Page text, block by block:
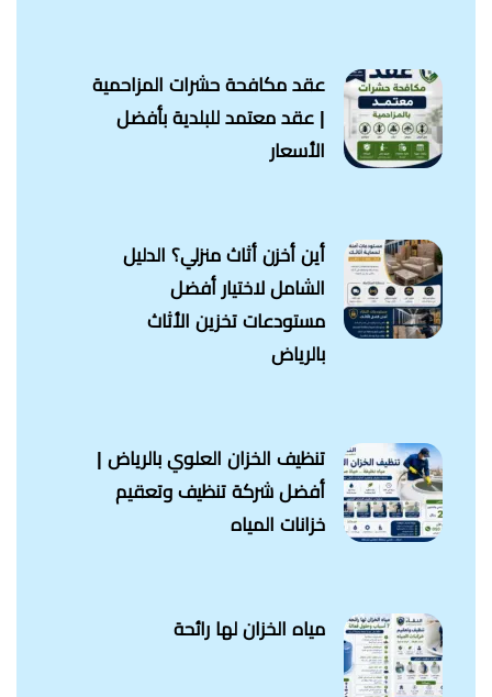
عقد مكافحة حشرات المزاحمية
| عقد معتمد للبلدية بأفضل
الأسعار
أين أخزن أثاث منزلي؟ الدليل
الشامل لاختيار أفضل
مستودعات تخزين الأثاث
بالرياض
تنظيف الخزان العلوي بالرياض |
أفضل شركة تنظيف وتعقيم
خزانات المياه
مياه الخزان لها رائحة